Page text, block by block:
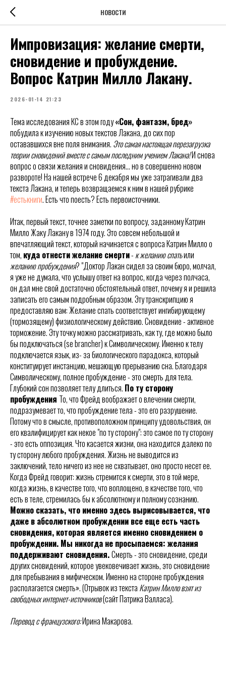
НОВОСТИ
Импровизация: желание смерти,
сновидение и пробуждение.
Вопрос Катрин Милло Лакану.
2026-01-14 21:23
Тема исследования КС в этом году«Сон, фантазм, бред»
побудила к изучению новых текстов Лакана, до сих пор
остававшихся вне поля внимания. Это самая настоящая перезагрузка
теории сновидений вместе с самым последним учением Лакана!И снова
вопрос о связи желания и сновидения… но в совершенно новом
развороте! На нашей встрече 6 декабря мы уже затрагивали два
текста Лакана, и теперь возвращаемся к ним в нашей рубрике
#естькниги. Есть что поесть? Есть первоисточники.
Итак, первый текст, точнее заметки по вопросу, заданному Катрин
Милло Жаку Лакану в 1974 году. Это совсем небольшой и
впечатляющий текст, который начинается с вопроса Катрин Милло о
том, куда отнести желание смерти- к желанию спатьили
желанию пробуждения? "Доктор Лакан сидел за своим бюро, молчал,
я уже не думала, что услышу ответ на вопрос, когда через полчаса,
он дал мне свой достаточно обстоятельный ответ, почему я и решила
записать его самым подробным образом. Эту транскрипцию я
предоставляю вам: Желание спать соответствует ингибирующему
(тормозящему) физиологическому действию. Сновидение - активное
торможение. Эту точку можно рассматривать, как ту, где можно было
бы подключаться (se brancher) к Символическому. Именно к телу
подключается язык, из- за биологического парадокса, который
конституирует инстанцию, мешающую прерыванию сна. Благодаря
Символическому, полное пробуждение - это смерть для тела.
Глубокий сон позволяет телу длиться. По ту сторону
пробуждения То, что Фрейд воображает о влечении смерти,
подразумевает то, что пробуждение тела - это его разрушение.
Потому что в смысле, противоположном принципу удовольствия, он
его квалифицирует как некое "по ту сторону": это самое по ту сторону
- это есть оппозиция. Что касается жизни, она находится далеко по
ту сторону любого пробуждения. Жизнь не выводится из
заключений, тело ничего из нее не схватывает, оно просто несет ее.
Когда Фрейд говорит: жизнь стремится к смерти, это в той мере,
когда жизнь, в качестве того, что воплощено, в качестве того, что
есть в теле, стремилась бы к абсолютному и полному сознанию.
Можно сказать, что именно здесь вырисовывается, что
даже в абсолютном пробуждении все еще есть часть
сновидения, которая является именно сновидением о
пробуждении. Мы никогда не просыпаемся: желания
поддерживают сновидения.Смерть - это сновидение, среди
других сновидений, которое увековечивает жизнь, это сновидение
для пребывания в мифическом. Именно на стороне пробуждения
располагается смерть». (Отрывок из текста Катрин Милло взят из
свободных интернет-источников(сайт Патрика Валласа).
Перевод с французского:Ирина Макарова.